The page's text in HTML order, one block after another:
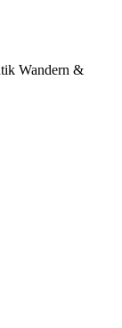
Wandern &